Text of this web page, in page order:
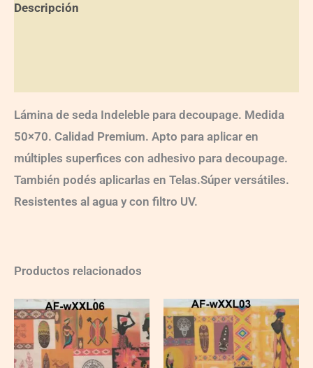
Descripción
Lámina de seda Indeleble para decoupage. Medida
50×70. Calidad Premium. Apto para aplicar en
múltiples superfices con adhesivo para decoupage.
También podés aplicarlas en Telas.Súper versátiles.
Resistentes al agua y con filtro UV.
Productos relacionados
AF-
wXXL06
quantity
AF-
wXXL03
quantity